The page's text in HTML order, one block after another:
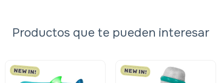
Productos que te pueden interesar